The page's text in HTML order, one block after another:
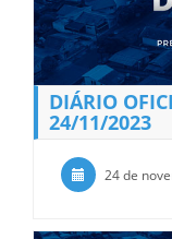
DIÁRIO
24/11/2023
24 de